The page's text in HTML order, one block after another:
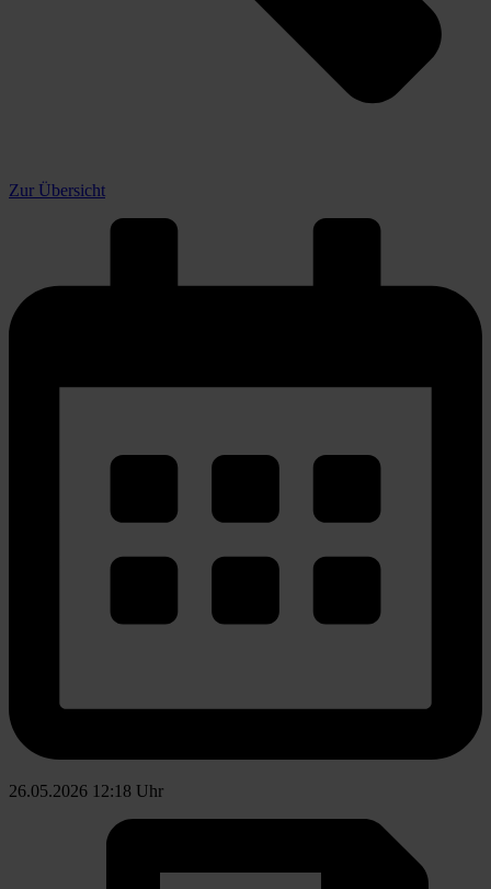
Zur Übersicht
26.05.2026 12:18 Uhr